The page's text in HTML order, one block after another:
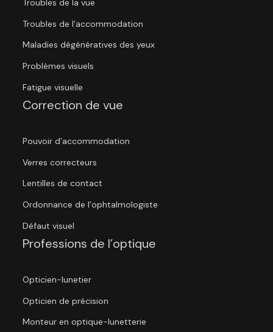
Troubles de la vue
Troubles de l’accommodation
Maladies dégénératives des yeux
Problèmes visuels
Fatigue visuelle
Correction de vue
Pouvoir d’accommodation
Verres correcteurs
Lentilles de contact
Ordonnance de l’ophtalmologiste
Défaut visuel
Professions de l’optique
Opticien-lunetier
Opticien de précision
Monteur en optique-lunetterie